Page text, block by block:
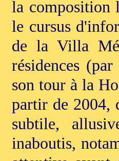
la composition
le cursus
de la Villa
résidences
son tour à la
partir de 2004,
subtile,
inaboutis,